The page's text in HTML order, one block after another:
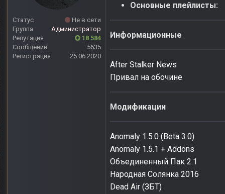
Статус
Не в сети
Группа
Администратор
Репутация
18 584
Сообщений
5635
Регистрация
25.06.2020
Основные плейлисты:
Информационные
After Stalker News
Привал на обочине
Модификации
Anomaly 1.5.0 (Beta 3.0)
Anomaly 1.5.1 + Addons
Объединенный Пак 2.1
Народная Солянка 2016
Dead Air (ЗБТ)